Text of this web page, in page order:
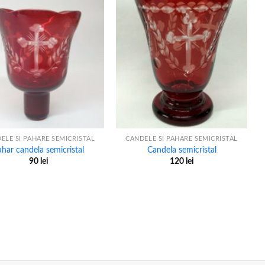
SI PAHARE SEMICRISTAL
candela semicristal
90 lei
CANDELE SI PAHARE SEMICRISTAL
Candela semicristal
120 lei